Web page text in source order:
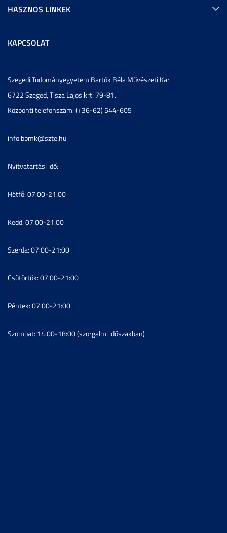
HASZNOS LINKEK
KAPCSOLAT
Szegedi Tudományegyetem Bartók Béla Művészeti Kar
6722 Szeged, Tisza Lajos krt. 79-81.
Központi telefonszám: (+36-62) 544-605
info.bbmk@szte.hu
Nyitvatartási idő:
Hétfő: 07:00-21:00
Kedd: 07:00-21:00
Szerda: 07:00-21:00
Csütörtök: 07:00-21:00
Péntek: 07:00-21:00
Szombat: 14:00-18:00 (szorgalmi időszakban)